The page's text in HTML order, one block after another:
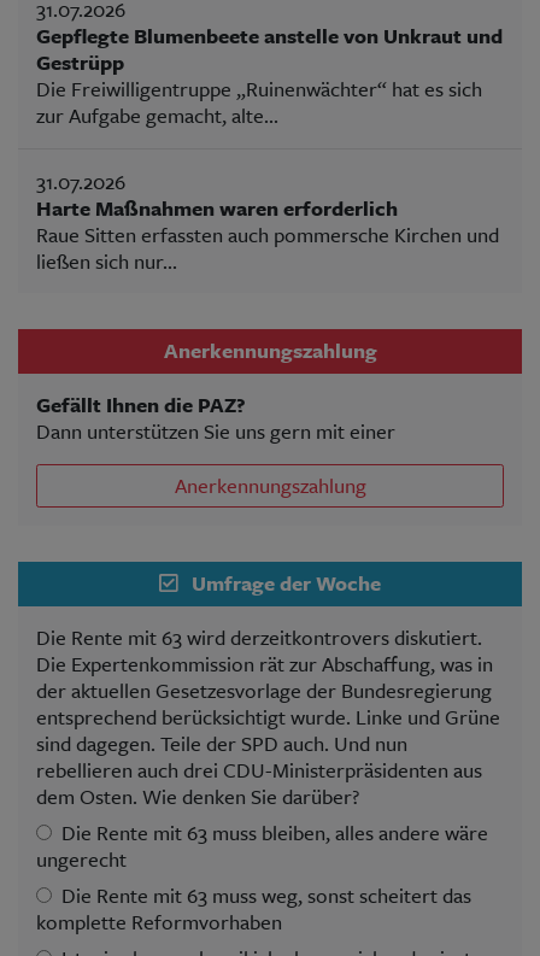
31.07.2026
Gepflegte Blumenbeete anstelle von Unkraut und
Gestrüpp
Die Freiwilligentruppe „Ruinenwächter“ hat es sich
zur Aufgabe gemacht, alte...
31.07.2026
Harte Maßnahmen waren erforderlich
Raue Sitten erfassten auch pommersche Kirchen und
ließen sich nur...
Anerkennungszahlung
Gefällt Ihnen die PAZ?
Dann unterstützen Sie uns gern mit einer
Anerkennungszahlung
Umfrage der Woche
Die Rente mit 63 wird derzeitkontrovers diskutiert.
Die Expertenkommission rät zur Abschaffung, was in
der aktuellen Gesetzesvorlage der Bundesregierung
entsprechend berücksichtigt wurde. Linke und Grüne
sind dagegen. Teile der SPD auch. Und nun
rebellieren auch drei CDU-Ministerpräsidenten aus
dem Osten. Wie denken Sie darüber?
Die Rente mit 63 muss bleiben, alles andere wäre
ungerecht
Die Rente mit 63 muss weg, sonst scheitert das
komplette Reformvorhaben